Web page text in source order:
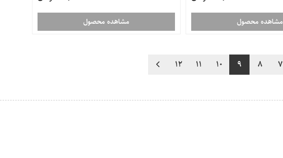
مشاهده محصول مشاهده محصول
7
8
9
10
11
12